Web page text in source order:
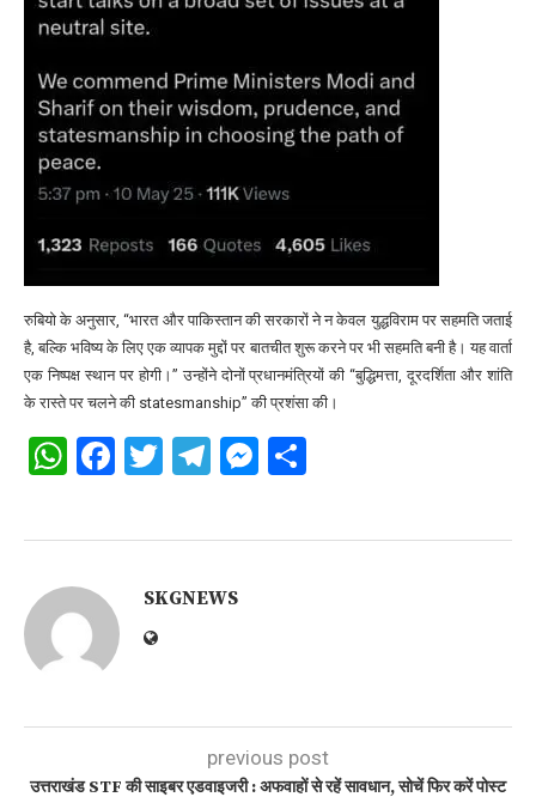
रुबियो के अनुसार, “भारत और पाकिस्तान की सरकारों ने न केवल युद्धविराम पर सहमति जताई
है, बल्कि भविष्य के लिए एक व्यापक मुद्दों पर बातचीत शुरू करने पर भी सहमति बनी है। यह वार्ता
एक निष्पक्ष स्थान पर होगी।” उन्होंने दोनों प्रधानमंत्रियों की “बुद्धिमत्ता, दूरदर्शिता और शांति
के रास्ते पर चलने की statesmanship” की प्रशंसा की।
WhatsApp
Facebook
Twitter
Telegram
Messenger
SKGNEWS
previous post
उत्तराखंड STF की साइबर एडवाइजरी : अफवाहों से रहें सावधान, सोचें फिर करें पोस्ट